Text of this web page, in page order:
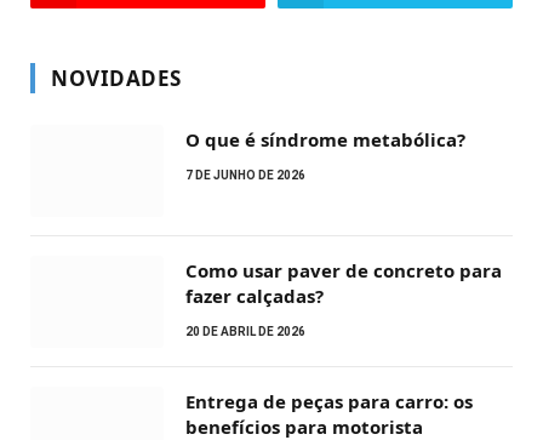
NOVIDADES
O que é síndrome metabólica?
7 DE JUNHO DE 2026
Como usar paver de concreto para
fazer calçadas?
20 DE ABRIL DE 2026
Entrega de peças para carro: os
benefícios para motorista